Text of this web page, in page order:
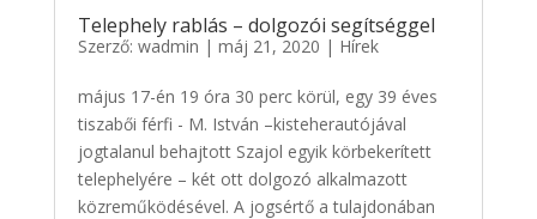
Telephely rablás – dolgozói segítséggel
Szerző: wadmin | máj 21, 2020 | Hírek
május 17-én 19 óra 30 perc körül, egy 39 éves
tiszabői férfi - M. István –kisteherautójával
jogtalanul behajtott Szajol egyik körbekerített
telephelyére – két ott dolgozó alkalmazott
közreműködésével. A jogsértő a tulajdonában